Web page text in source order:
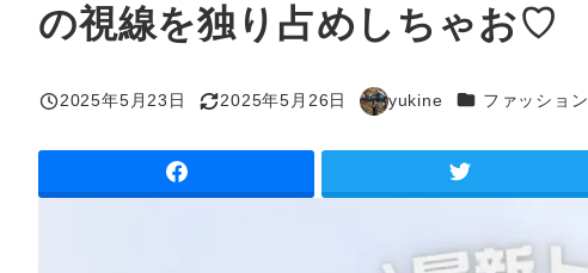
の視線を独り占めしちゃお♡
投稿日
2025年5月23日
更新日
2025年5月26日
著
yukine カテゴリー
ファッション